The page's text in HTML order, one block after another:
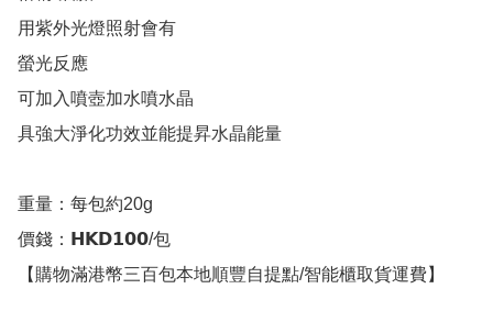
用紫外光燈照射會有
螢光反應
可加入噴壺加水噴水晶
具強大淨化功效並能提昇水晶能量
重量：每包約20g
價錢：𝗛𝗞𝗗𝟭𝟬𝟬/包
【購物滿港幣三百包本地順豐自提點/智能櫃取貨運費】